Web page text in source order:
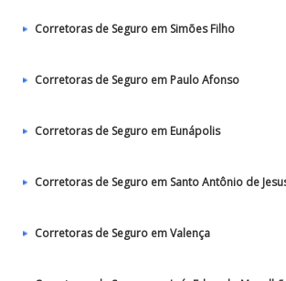
Corretoras de Seguro em Simões Filho
Corretoras de Seguro em Paulo Afonso
Corretoras de Seguro em Eunápolis
Corretoras de Seguro em Santo Antônio de
Corretoras de Seguro em Valença